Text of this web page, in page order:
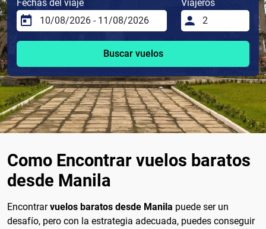
Fechas del viaje Viajeros
Buscar vuelos
Como Encontrar vuelos baratos
desde Manila
Encontrarvuelos baratos desde Manila puede ser un
desafío, pero con la estrategia adecuada, puedes conseguir